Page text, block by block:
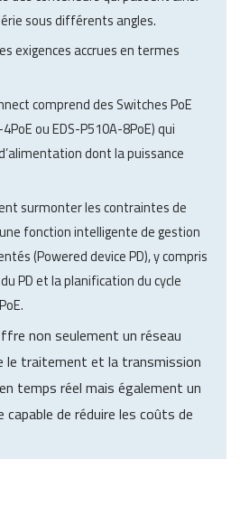
sous différents angles.
exigences accrues en termes
comprend des Switches PoE
ou EDS-P510A-8PoE) qui
dont la puissance
surmonter les contraintes de
fonction intelligente de gestion
(Powered device PD), y compris
PD et la planification du cycle
non seulement un réseau
le traitement et la transmission
temps réel mais également un
de réduire les coûts de